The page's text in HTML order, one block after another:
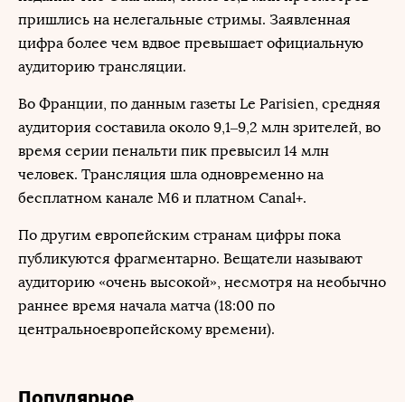
пришлись на нелегальные стримы. Заявленная
цифра более чем вдвое превышает официальную
аудиторию трансляции.
Во Франции, по данным газеты Le Parisien, средняя
аудитория составила около 9,1–9,2 млн зрителей, во
время серии пенальти пик превысил 14 млн
человек. Трансляция шла одновременно на
бесплатном канале M6 и платном Canal+.
По другим европейским странам цифры пока
публикуются фрагментарно. Вещатели называют
аудиторию «очень высокой», несмотря на необычно
раннее время начала матча (18:00 по
центральноевропейскому времени).